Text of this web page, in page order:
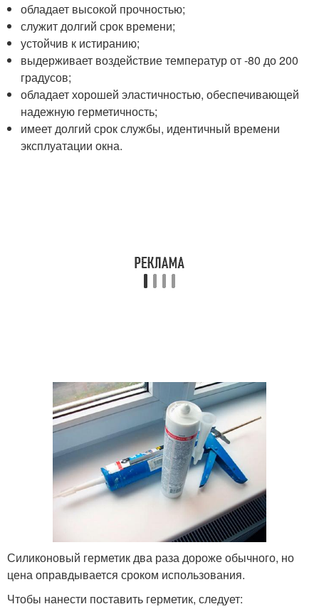
обладает высокой прочностью;
служит долгий срок времени;
устойчив к истиранию;
выдерживает воздействие температур от -80 до 200
градусов;
обладает хорошей эластичностью, обеспечивающей
надежную герметичность;
имеет долгий срок службы, идентичный времени
эксплуатации окна.
Силиконовый герметик два раза дороже обычного, но
цена оправдывается сроком использования.
Чтобы нанести поставить герметик, следует: